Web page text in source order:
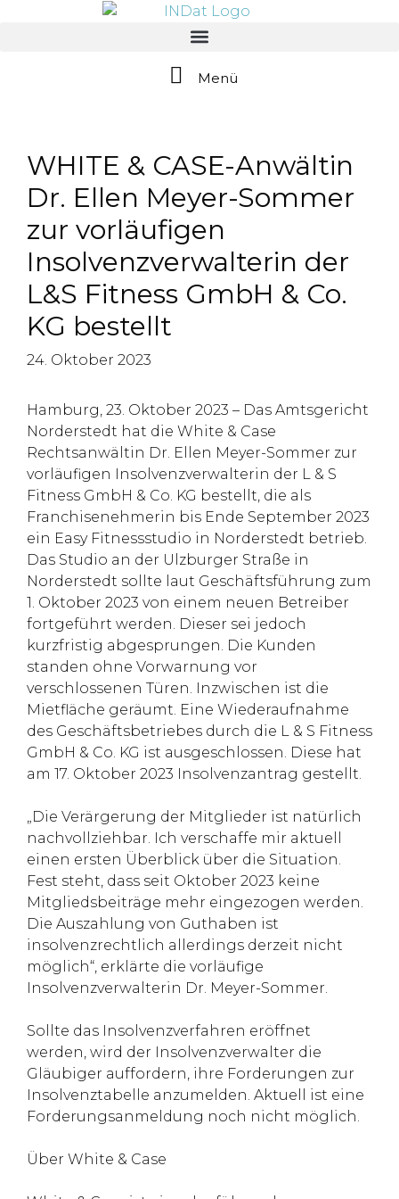
Menü
WHITE & CASE-Anwältin
Dr. Ellen Meyer-Sommer
zur vorläufigen
Insolvenzverwalterin der
L&S Fitness GmbH & Co.
KG bestellt
24. Oktober 2023
Hamburg, 23. Oktober 2023 – Das Amtsgericht
Norderstedt hat die White & Case
Rechtsanwältin Dr. Ellen Meyer-Sommer zur
vorläufigen Insolvenzverwalterin der L & S
Fitness GmbH & Co. KG bestellt, die als
Franchisenehmerin bis Ende September 2023
ein Easy Fitnessstudio in Norderstedt betrieb.
Das Studio an der Ulzburger Straße in
Norderstedt sollte laut Geschäftsführung zum
1. Oktober 2023 von einem neuen Betreiber
fortgeführt werden. Dieser sei jedoch
kurzfristig abgesprungen. Die Kunden
standen ohne Vorwarnung vor
verschlossenen Türen. Inzwischen ist die
Mietfläche geräumt. Eine Wiederaufnahme
des Geschäftsbetriebes durch die L & S Fitness
GmbH & Co. KG ist ausgeschlossen. Diese hat
am 17. Oktober 2023 Insolvenzantrag gestellt.
„Die Verärgerung der Mitglieder ist natürlich
nachvollziehbar. Ich verschaffe mir aktuell
einen ersten Überblick über die Situation.
Fest steht, dass seit Oktober 2023 keine
Mitgliedsbeiträge mehr eingezogen werden.
Die Auszahlung von Guthaben ist
insolvenzrechtlich allerdings derzeit nicht
möglich“, erklärte die vorläufige
Insolvenzverwalterin Dr. Meyer-Sommer.
Sollte das Insolvenzverfahren eröffnet
werden, wird der Insolvenzverwalter die
Gläubiger auffordern, ihre Forderungen zur
Insolvenztabelle anzumelden. Aktuell ist eine
Forderungsanmeldung noch nicht möglich.
Über White & Case